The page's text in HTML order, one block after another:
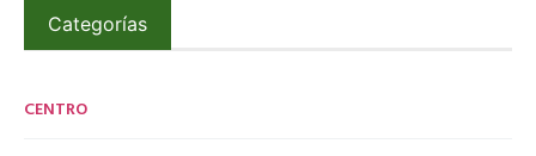
Categorías
CENTRO